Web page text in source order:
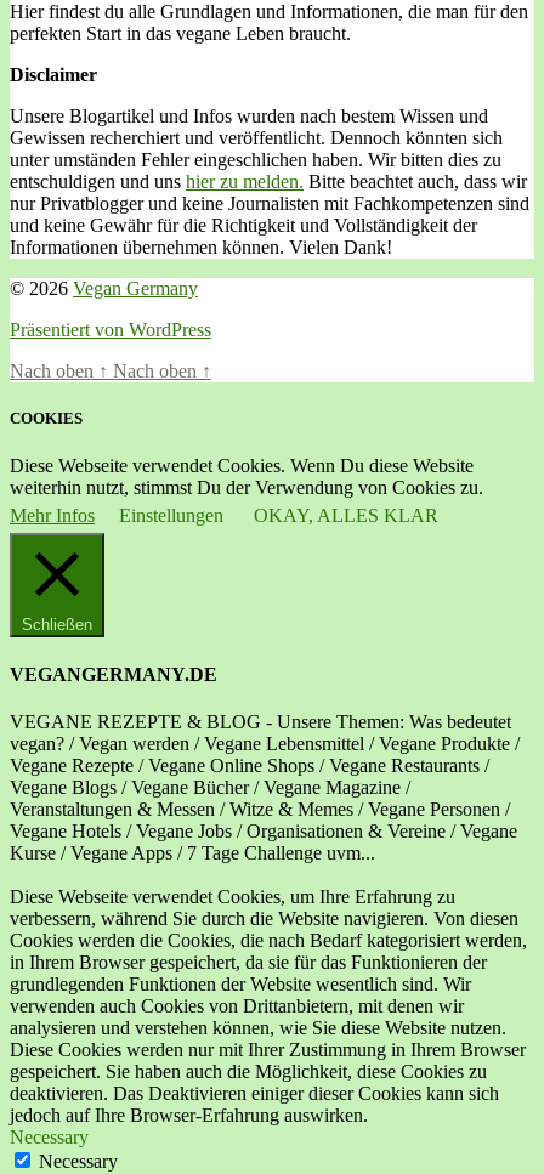
Hier findest du alle Grundlagen und Informationen, die man für den
perfekten Start in das vegane Leben braucht.
Disclaimer
Unsere Blogartikel und Infos wurden nach bestem Wissen und
Gewissen recherchiert und veröffentlicht. Dennoch könnten sich
unter umständen Fehler eingeschlichen haben. Wir bitten dies zu
entschuldigen und uns hier zu melden. Bitte beachtet auch, dass wir
nur Privatblogger und keine Journalisten mit Fachkompetenzen sind
und keine Gewähr für die Richtigkeit und Vollständigkeit der
Informationen übernehmen können. Vielen Dank!
© 2026 Vegan Germany
Präsentiert von WordPress
Nach oben ↑ Nach oben ↑
COOKIES
Diese Webseite verwendet Cookies. Wenn Du diese Website
weiterhin nutzt, stimmst Du der Verwendung von Cookies zu.
Mehr Infos
Einstellungen OKAY, ALLES KLAR
Schließen
VEGANGERMANY.DE
VEGANE REZEPTE & BLOG - Unsere Themen: Was bedeutet
vegan? / Vegan werden / Vegane Lebensmittel / Vegane Produkte /
Vegane Rezepte / Vegane Online Shops / Vegane Restaurants /
Vegane Blogs / Vegane Bücher / Vegane Magazine /
Veranstaltungen & Messen / Witze & Memes / Vegane Personen /
Vegane Hotels / Vegane Jobs / Organisationen & Vereine / Vegane
Kurse / Vegane Apps / 7 Tage Challenge uvm...
Diese Webseite verwendet Cookies, um Ihre Erfahrung zu
verbessern, während Sie durch die Website navigieren. Von diesen
Cookies werden die Cookies, die nach Bedarf kategorisiert werden,
in Ihrem Browser gespeichert, da sie für das Funktionieren der
grundlegenden Funktionen der Website wesentlich sind. Wir
verwenden auch Cookies von Drittanbietern, mit denen wir
analysieren und verstehen können, wie Sie diese Website nutzen.
Diese Cookies werden nur mit Ihrer Zustimmung in Ihrem Browser
gespeichert. Sie haben auch die Möglichkeit, diese Cookies zu
deaktivieren. Das Deaktivieren einiger dieser Cookies kann sich
jedoch auf Ihre Browser-Erfahrung auswirken.
Necessary
Necessary